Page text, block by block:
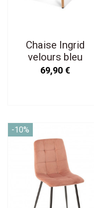
Chaise Ingrid
velours bleu
artic pieds façon
69,90 €
-10%